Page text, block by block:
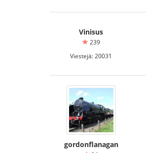
Vinisus
239
Viestejä: 20031
gordonflanagan